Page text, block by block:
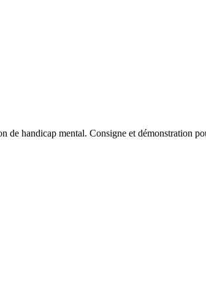
de handicap mental. Consigne et démonstration